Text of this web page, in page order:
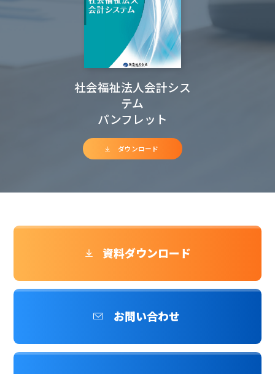
社会福祉法人会計シス
テム
パンフレット
ダウンロード
資料ダウンロード
お問い合わせ